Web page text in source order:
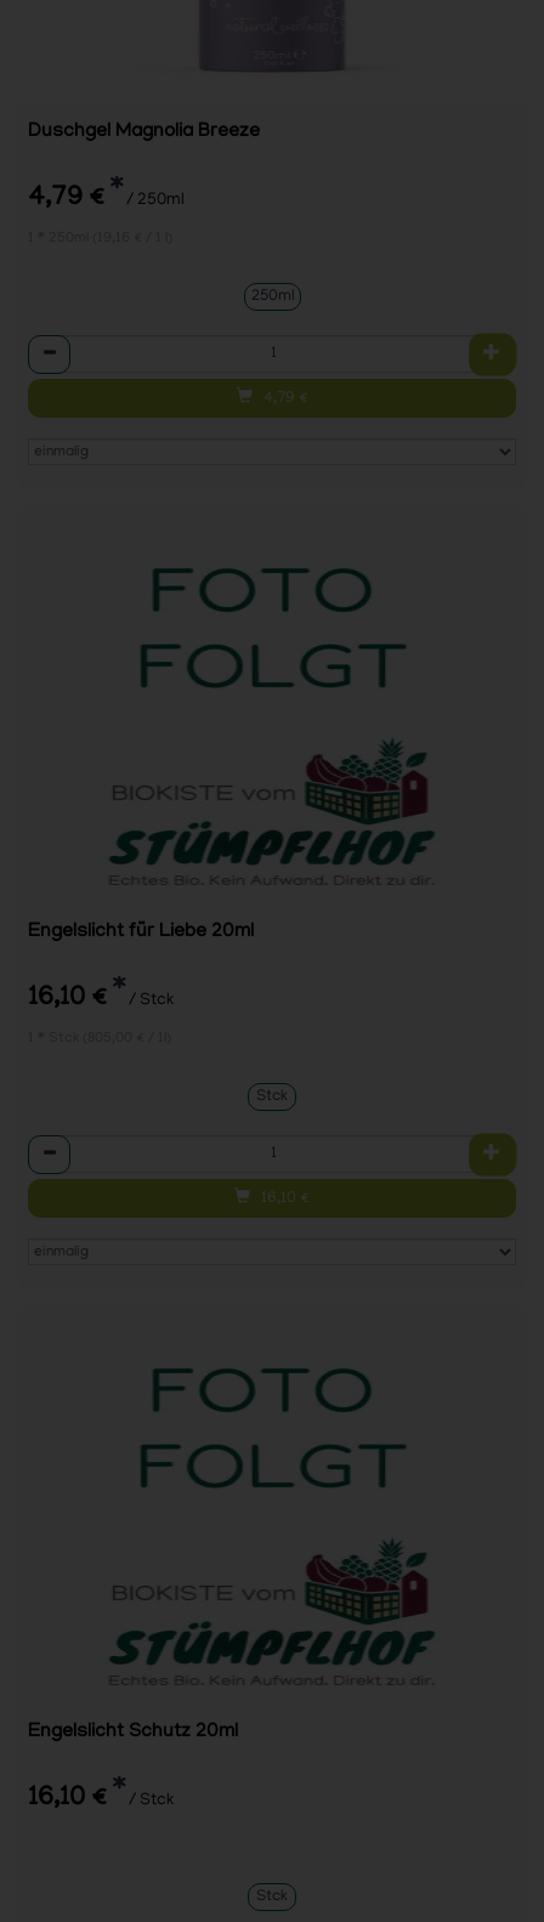
Duschgel Magnolia Breeze
4,79 € * / 250ml
250ml
Anzahl
4,79 €
Engelslicht für Liebe 20ml
16,10 € * / Stck
Stck
Anzahl
16,10 €
Engelslicht Schutz 20ml
16,10 € * / Stck
Stck